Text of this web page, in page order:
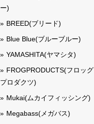
ー)
BREED(ブリード)
Blue Blue(ブルーブルー)
YAMASHITA(ヤマシタ)
FROGPRODUCTS(フロッグ
プロダクツ)
Mukai(ムカイフィッシング)
Megabass(メガバス)